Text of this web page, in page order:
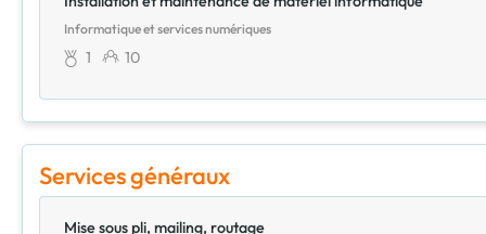
Informatique et services numériques
1 10
Services généraux
Mise sous pli, mailing, routage